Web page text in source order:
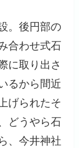
。後円部の
合わせ式石
に取り出さ
るから間近
げられたそ
どうやら石
、今井神社